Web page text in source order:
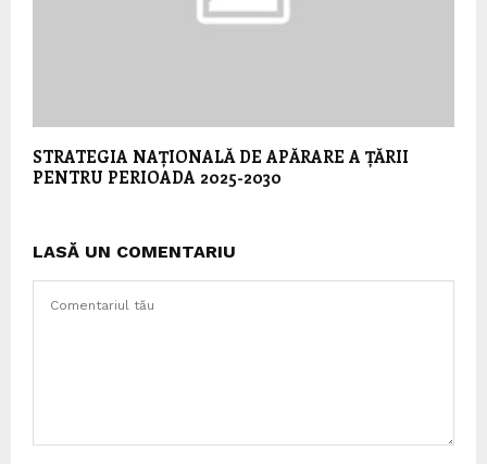
STRATEGIA NAȚIONALĂ DE APĂRARE A ȚĂRII
PENTRU PERIOADA 2025-2030
LASĂ UN COMENTARIU